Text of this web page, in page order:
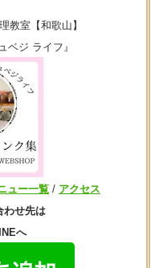
教室【和歌山】
ベジ ライフ』
ュー一覧 / アクセス
わせ先は
へ